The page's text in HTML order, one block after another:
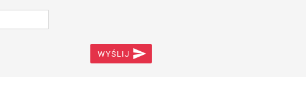
WYŚLIJ 